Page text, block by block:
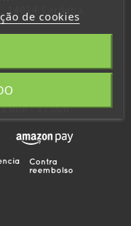
14014 Córdoba,
- 17:00h
de cookies